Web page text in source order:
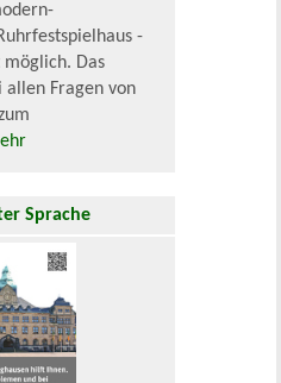
-
Das
allen Fragen von
Sprache